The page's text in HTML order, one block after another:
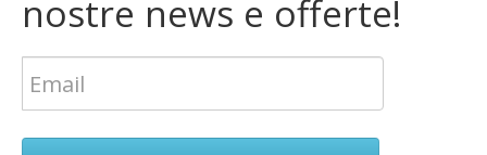
nostre news e offerte!